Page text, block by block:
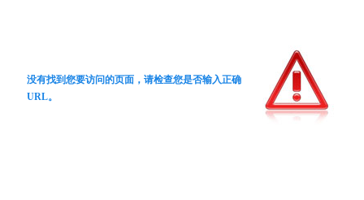
没有找到您要访问的页面，请检查您是否输入正确
URL。